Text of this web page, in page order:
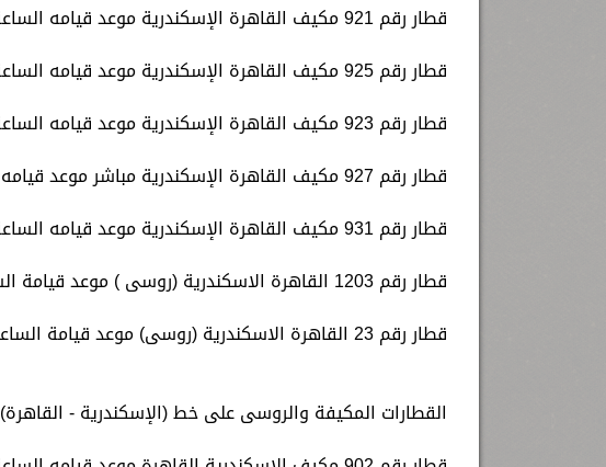
قطار رقم 921 مكيف القاهرة الإسكندرية موعد قيامه الساعة 16.10 مساء.
قطار رقم 925 مكيف القاهرة الإسكندرية موعد قيامه الساعة 17.10 مساء.
قطار رقم 923 مكيف القاهرة الإسكندرية موعد قيامه الساعة 18.00 مساء.
قطار رقم 927 مكيف القاهرة الإسكندرية مباشر موعد قيامه الساعة 19.00 مساء.
قطار رقم 931 مكيف القاهرة الإسكندرية موعد قيامه الساعة 20.15 مساء.
قطار رقم 1203 القاهرة الاسكندرية (روسى ) موعد قيامة الساعة 13.25 ظهرا.
قطار رقم 23 القاهرة الاسكندرية (روسى) موعد قيامة الساعة 17.20 ظهرا.
القطارات المكيفة والروسى على خط (الإسكندرية - القاهرة)